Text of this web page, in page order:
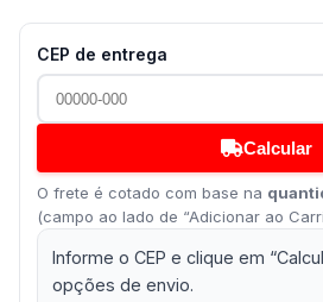
CEP de entrega
Calcular
O frete é cotado com base na
(campo ao lado de “Adicionar ao
Informe o CEP e clique em
opções de envio.